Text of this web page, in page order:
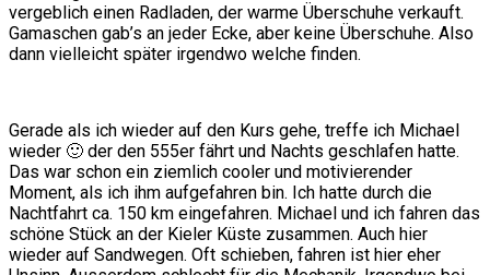
vergeblich einen Radladen, der warme Überschuhe verkauft.
Gamaschen gab’s an jeder Ecke, aber keine Überschuhe. Also
dann vielleicht später irgendwo welche finden.
Gerade als ich wieder auf den Kurs gehe, treffe ich Michael
wieder 🙂 der den 555er fährt und Nachts geschlafen hatte.
Das war schon ein ziemlich cooler und motivierender
Moment, als ich ihm aufgefahren bin. Ich hatte durch die
Nachtfahrt ca. 150 km eingefahren. Michael und ich fahren das
schöne Stück an der Kieler Küste zusammen. Auch hier
wieder auf Sandwegen. Oft schieben, fahren ist hier eher